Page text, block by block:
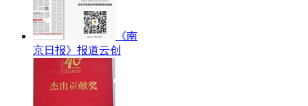
《南
京日报》报道云创